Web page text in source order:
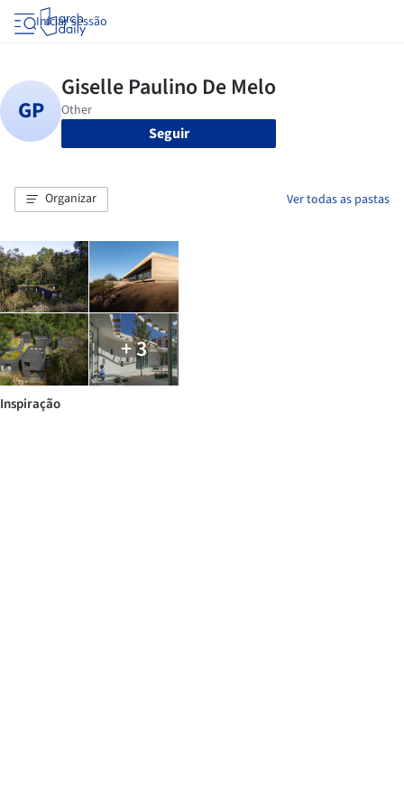
Iniciar sessão
Seguir
Organizar Ver todas as pastas
+ 3
Inspiração